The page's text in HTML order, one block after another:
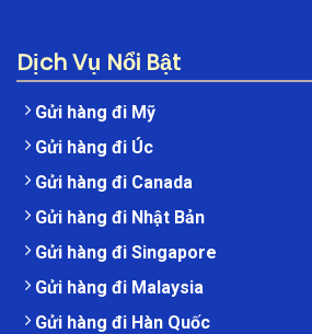
Dịch Vụ Nổi Bật
Gửi hàng đi Mỹ
Gửi hàng đi Úc
Gửi hàng đi Canada
Gửi hàng đi Nhật Bản
Gửi hàng đi Singapore
Gửi hàng đi Malaysia
Gửi hàng đi Hàn Quốc